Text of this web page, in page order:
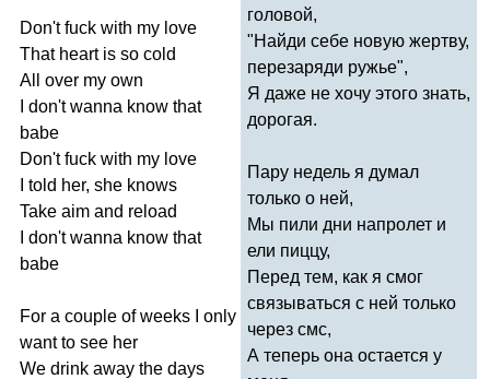
Don't fuck with my love
That heart is so cold
All
over my own
don't wanna know that
babe
Don't fuck with my love
told her, she knows
Take aim and reload
don't wanna know that
babe
For a couple of weeks
only
want to see her
We drink away the days
головой,
"Найди себе новую жертву,
перезаряди ружье",
Я даже не хочу этого знать,
дорогая.
Пару недель я думал
только о ней,
Мы пили дни напролет и
ели пиццу,
Перед тем, как я смог
связываться с ней только
через смс,
А теперь она остается у